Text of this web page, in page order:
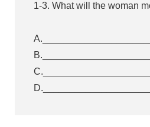
1-3. What will the woman